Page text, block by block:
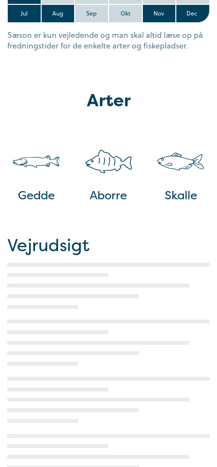
Jul Aug Sep Okt Nov Dec
Sæson er kun vejledende og man skal altid læse op på
fredningstider for de enkelte arter og fiskepladser.
Arter
Gedde Aborre Skalle
Vejrudsigt